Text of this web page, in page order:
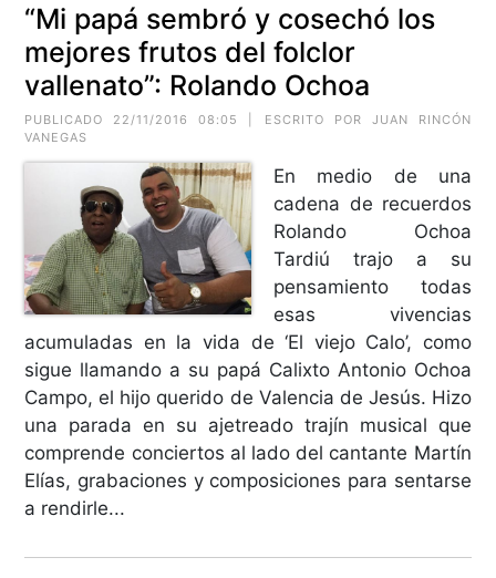
“Mi papá sembró y cosechó los
mejores frutos del folclor
vallenato”: Rolando Ochoa
PUBLICADO 22/11/2016 08:05 | ESCRITO POR JUAN RINCÓN
VANEGAS
En medio de una
cadena de recuerdos
Rolando Ochoa
Tardiú trajo a su
pensamiento todas
esas vivencias
acumuladas en la vida de ‘El viejo Calo’, como
sigue llamando a su papá Calixto Antonio Ochoa
Campo, el hijo querido de Valencia de Jesús. Hizo
una parada en su ajetreado trajín musical que
comprende conciertos al lado del cantante Martín
Elías, grabaciones y composiciones para sentarse
a rendirle...